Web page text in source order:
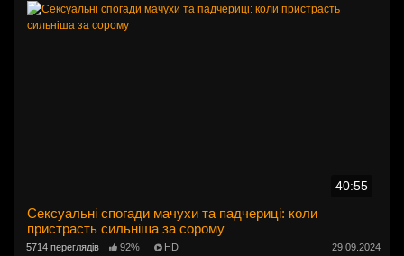
40:55
Сексуальні спогади мачухи та падчериці: коли
пристрасть сильніша за сорому
5714 переглядів 92% HD 29.09.2024